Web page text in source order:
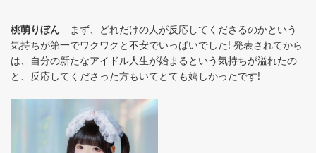
桃萌りぼん
まず、どれだけの人が反応してくださるのかという
気持ちが第一でワクワクと不安でいっぱいでした! 発表されてから
は、自分の新たなアイドル人生が始まるという気持ちが溢れたの
と、反応してくださった方もいてとても嬉しかったです!